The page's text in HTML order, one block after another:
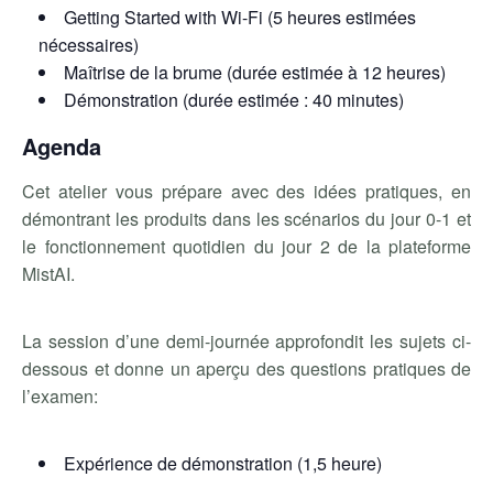
Getting Started with Wi-Fi (5 heures estimées
nécessaires)
Maîtrise de la brume (durée estimée à 12 heures)
Démonstration (durée estimée : 40 minutes)
Agenda
Cet atelier vous prépare avec des idées pratiques, en
démontrant les produits dans les scénarios du jour 0-1 et
le fonctionnement quotidien du jour 2 de la plateforme
MistAI.
La session d’une demi-journée approfondit les sujets ci-
dessous et donne un aperçu des questions pratiques de
l’examen:
Expérience de démonstration (1,5 heure)